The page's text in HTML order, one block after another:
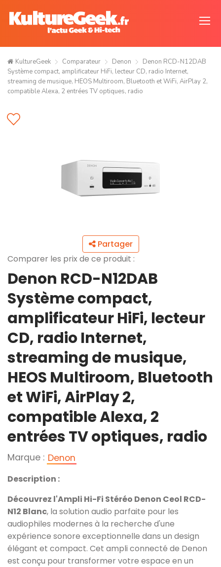
KultureGeek Comparateur Denon
Denon RCD-N12DAB
Système compact, amplificateur HiFi, lecteur CD, radio Internet,
streaming de musique, HEOS Multiroom, Bluetooth et WiFi, AirPlay 2,
compatible Alexa, 2 entrées TV optiques, radio
Partager
Comparer les prix de ce produit :
Denon RCD-N12DAB
Système compact,
amplificateur HiFi, lecteur
CD, radio Internet,
streaming de musique,
HEOS Multiroom, Bluetooth
et WiFi, AirPlay 2,
compatible Alexa, 2
entrées TV optiques, radio
Marque : Denon
Description :
Découvrez l'Ampli Hi-Fi Stéréo Denon Ceol RCD-
N12 Blanc, la solution audio parfaite pour les
audiophiles modernes à la recherche d'une
expérience sonore exceptionnelle dans un design
élégant et compact. Cet ampli connecté de Denon
est conçu pour transformer votre espace en un